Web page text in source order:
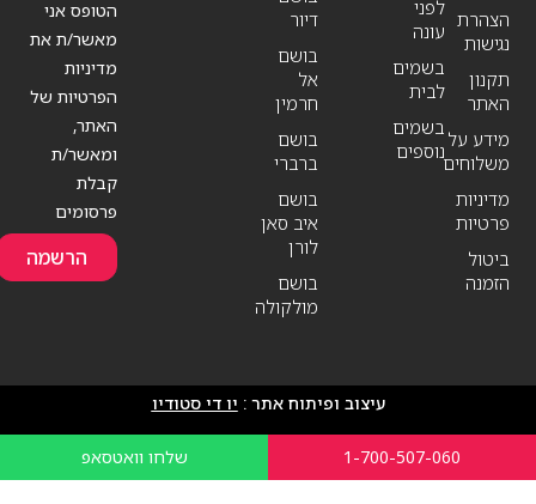
הצהרת
נגישות
תקנון
האתר
מידע על
משלוחים
מדיניות
פרטיות
ביטול
הזמנה
לפני
עונה
בשמים
לבית
בשמים
נוספים
דיור
בושם
אל
חרמין
בושם
ברברי
בושם
איב סאן
לורן
בושם
מולקולה
הטופס אני
מאשר/ת את
מדיניות
הפרטיות של
האתר,
ומאשר/ת
קבלת
פרסומים
הרשמה
עיצוב ופיתוח אתר : יו די סטודיו
1-700-507-060 שלחו וואטסאפ